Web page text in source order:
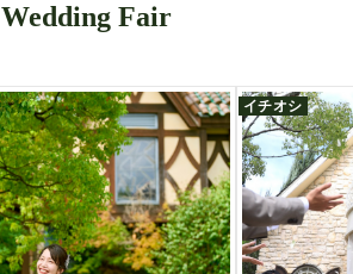
Wedding Fair
イチオシ